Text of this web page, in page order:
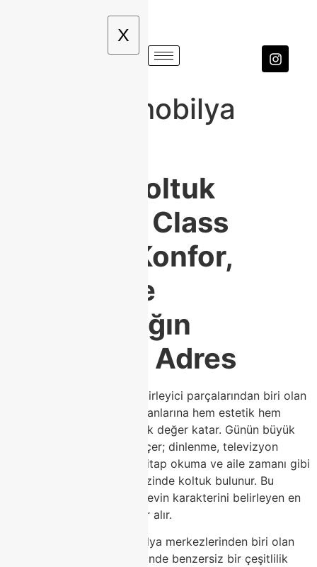
X
modoko mobilya
Modoko Koltuk
Modelleri: Class
Home ile Konfor,
Tasarım ve
Dayanıklılığın
Buluştuğu Adres
Ev dekorasyonunun en belirleyici parçalarından biri olan
koltuk modelleri, yaşam alanlarına hem estetik hem
fonksiyonel anlamda büyük değer katar. Günün büyük
bir bölümü koltuklarda geçer; dinlenme, televizyon
izleme, misafir ağırlama, kitap okuma ve aile zamanı gibi
pek çok aktivitenin merkezinde koltuk bulunur. Bu
nedenle koltuk seçimi, bir evin karakterini belirleyen en
güçlü kararlar arasında yer alır.
Türkiye’nin en büyük mobilya merkezlerinden biri olan
, koltuk kategorisinde benzersiz bir çeşitlilik